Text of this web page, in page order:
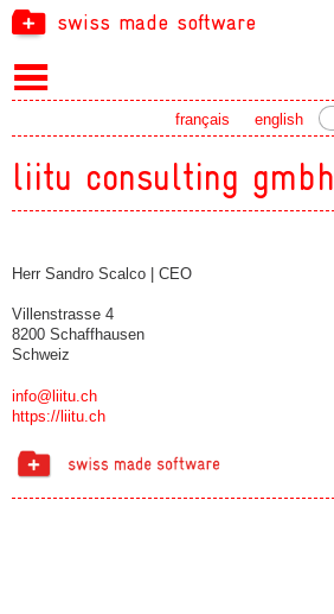
swiss made software
english
français
liitu consulting gmbh
Herr Sandro Scalco | CEO
Villenstrasse 4
8200 Schaffhausen
Schweiz
info@liitu.ch
https://liitu.ch